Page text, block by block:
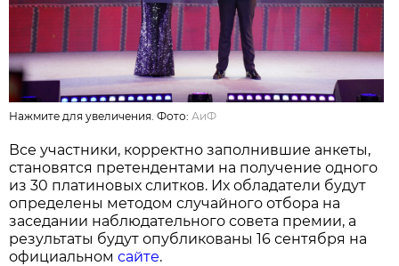
Нажмите для увеличения. Фото: АиФ
Все участники, корректно заполнившие анкеты,
становятся претендентами на получение одного
из 30 платиновых слитков. Их обладатели будут
определены методом случайного отбора на
заседании наблюдательного совета премии, а
результаты будут опубликованы 16 сентября на
официальномсайте.